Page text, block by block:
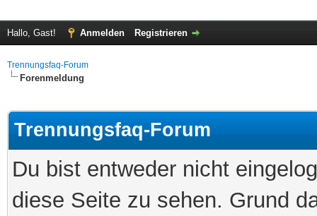
Hallo, Gast! Anmelden Registrieren
Trennungsfaq-Forum
Forenmeldung
Trennungsfaq-Forum
Du bist entweder nicht
diese Seite zu sehen. Grund